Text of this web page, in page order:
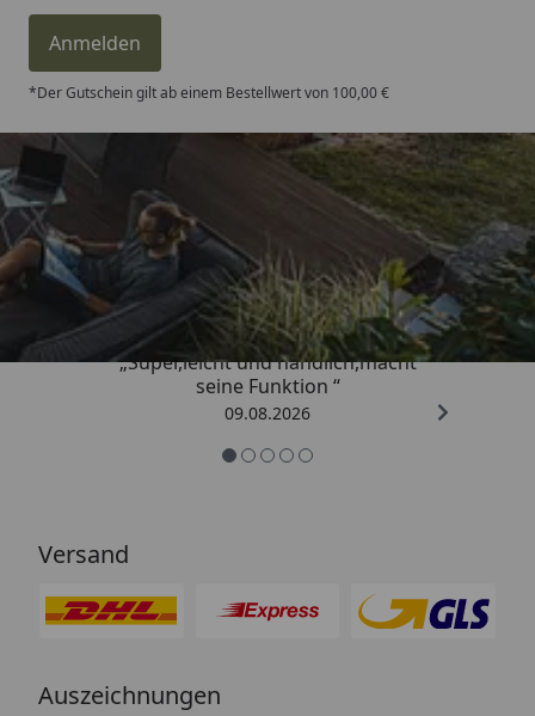
Anmelden
*Der Gutschein gilt ab einem Bestellwert von 100,00 €
Trusted Shops
4,81/ 5
„Super,leicht und handlich,macht
seine Funktion “
09.08.2026
Versand
Auszeichnungen